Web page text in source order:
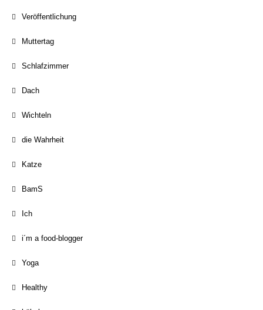
Veröffentlichung
Muttertag
Schlafzimmer
Dach
Wichteln
die Wahrheit
Katze
BamS
Ich
i´m a food-blogger
Yoga
Healthy